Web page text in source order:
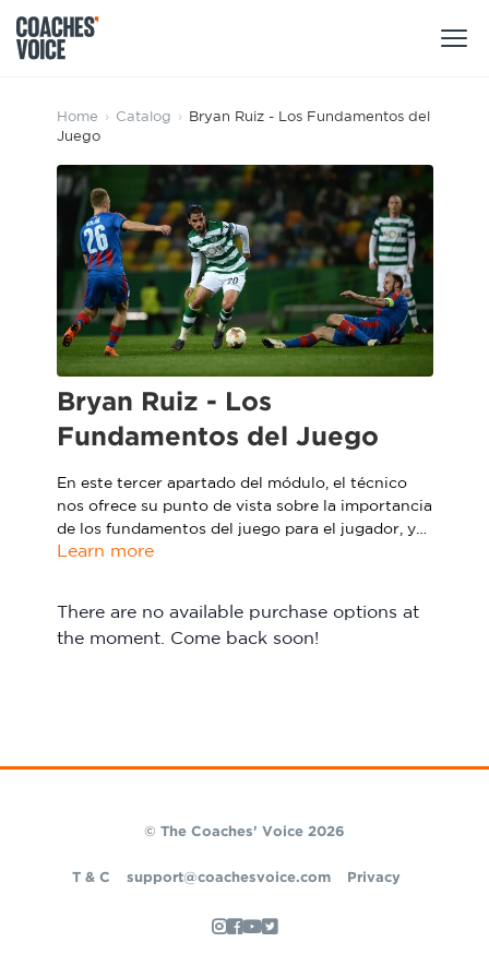
Products
Learning Hub (For Individuals)
Learning Hub (For Clubs)
Tours
Sports Session Planner
Specialist Courses
Users
Coaches
Clubs
Leagues & Associations
Login
CV Academy
Sport Session Planner
Specialist Courses
Sign Up
CV Academy
Sport Session Planner
LANGUAGE
Home › Catalog ›
Bryan Ruiz - Los Fundamentos del
Juego
Bryan Ruiz - Los
Fundamentos del Juego
En este tercer apartado del módulo, el técnico
nos ofrece su punto de vista sobre la importancia
de los fundamentos del juego para el jugador, y
cómo estos pueden ayudar al futbolista a mejorar
Learn more
There are no available purchase options at
the moment. Come back soon!
© The Coaches' Voice 2026
T & C support@coachesvoice.com Privacy